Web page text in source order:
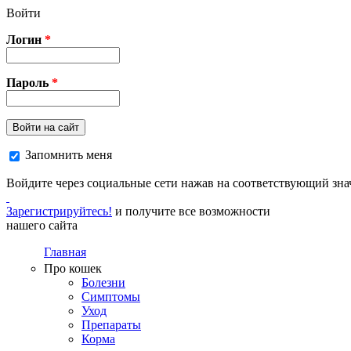
Перейти к основному содержанию
Войти
Логин *
Пароль *
Войти на сайт
Запомнить меня
Войдите через социальные сети нажав на соответствующий
Зарегистрируйтесь! и получите все возможности
нашего сайта
Главная
Про кошек
Болезни
Симптомы
Уход
Препараты
Корма